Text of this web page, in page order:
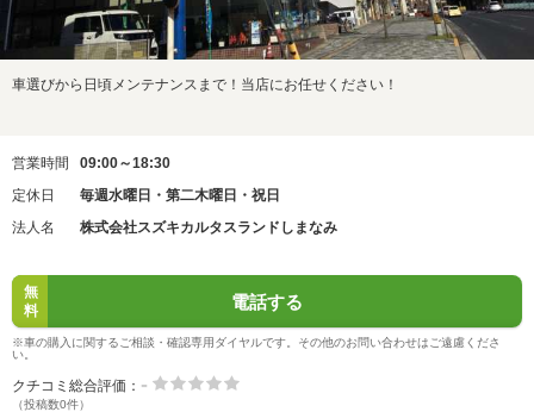
車選びから日頃メンテナンスまで！当店にお任せください！
営業時間
09:00～18:30
定休日
毎週水曜日・第二木曜日・祝日
法人名
株式会社スズキカルタスランドしまなみ
無
料
電話する
※車の購入に関するご相談・確認専用ダイヤルです。その他のお問い合わせはご遠慮くださ
い。
クチコミ総合評価： -
（投稿数0件）